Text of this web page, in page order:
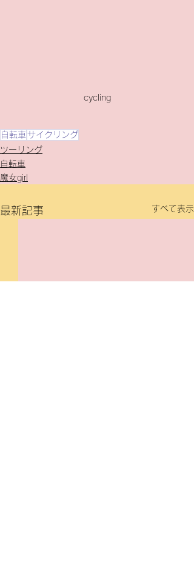
cycling
自転車 サイクリング
ツーリング
自転車
魔女girl
最新記事 すべて表示